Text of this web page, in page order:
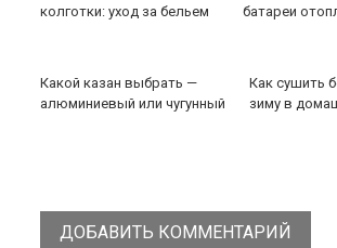
колготки: уход за бельем
батареи
Какой казан выбрать —
алюминиевый или чугунный
Как сушить
зиму в
ДОБАВИТЬ КОММЕНТАРИЙ